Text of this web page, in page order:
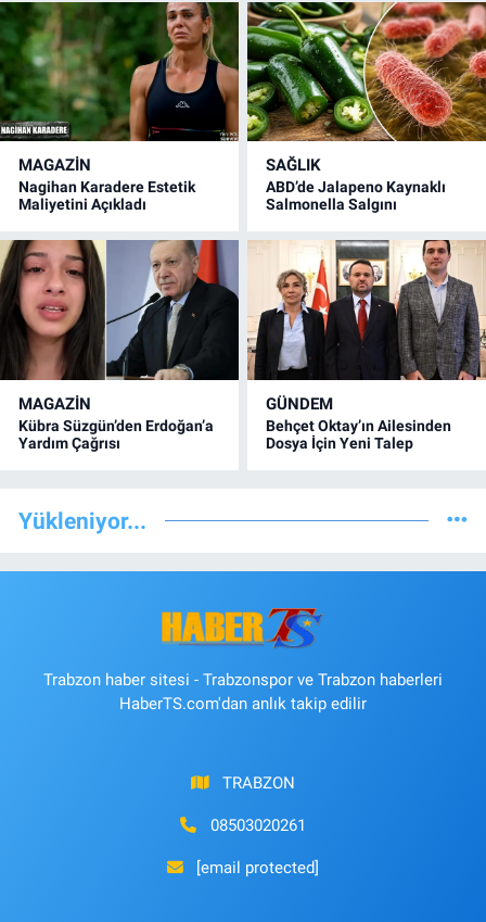
MAGAZİN
Nagihan Karadere Estetik
Maliyetini Açıkladı
SAĞLIK
ABD’de Jalapeno Kaynaklı
Salmonella Salgını
MAGAZİN
Kübra Süzgün’den Erdoğan’a
Yardım Çağrısı
GÜNDEM
Behçet Oktay’ın Ailesinden
Dosya İçin Yeni Talep
Yükleniyor...
Trabzon haber sitesi - Trabzonspor ve Trabzon haberleri
HaberTS.com'dan anlık takip edilir
TRABZON
08503020261
[email protected]